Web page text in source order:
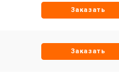
Заказать
Заказать